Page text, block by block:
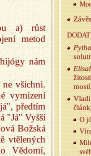
a) růst
metod
nám
ne všichni.
vymizení
předtím
"Já" Vyšší
Božská
vtělených
Vědomí,
Závěr
mos­tí
O